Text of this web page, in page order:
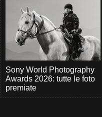
Sony World Photography
Awards 2026: tutte le foto
premiate